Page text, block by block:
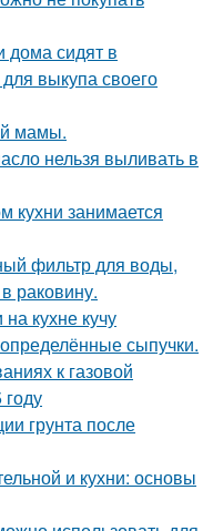
дома сидят в
выкупа своего
мамы.
нельзя выливать в
кухни занимается
фильтр для воды,
раковину.
кухне кучу
сыпучки.
к газовой
грунта после
и кухни: основы